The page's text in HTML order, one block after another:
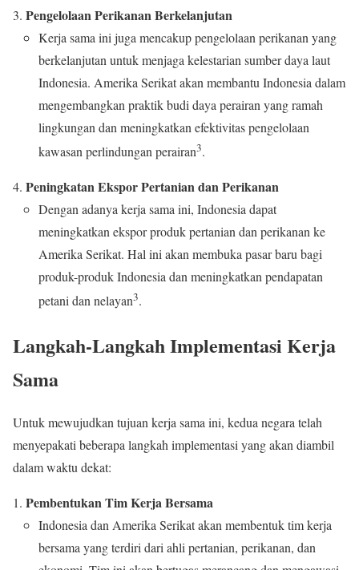
Pengelolaan Perikanan Berkelanjutan
Kerja sama ini juga mencakup pengelolaan perikanan yang
berkelanjutan untuk menjaga kelestarian sumber daya laut
Indonesia. Amerika Serikat akan membantu Indonesia dalam
mengembangkan praktik budi daya perairan yang ramah
lingkungan dan meningkatkan efektivitas pengelolaan
kawasan perlindungan perairan3.
Peningkatan Ekspor Pertanian dan Perikanan
Dengan adanya kerja sama ini, Indonesia dapat
meningkatkan ekspor produk pertanian dan perikanan ke
Amerika Serikat. Hal ini akan membuka pasar baru bagi
produk-produk Indonesia dan meningkatkan pendapatan
petani dan nelayan3.
Langkah-Langkah Implementasi Kerja
Sama
Untuk mewujudkan tujuan kerja sama ini, kedua negara telah
menyepakati beberapa langkah implementasi yang akan diambil
dalam waktu dekat:
Pembentukan Tim Kerja Bersama
Indonesia dan Amerika Serikat akan membentuk tim kerja
bersama yang terdiri dari ahli pertanian, perikanan, dan